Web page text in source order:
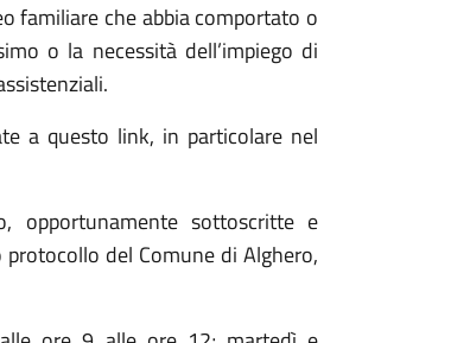
che abbia comportato o
o la necessità dell’impiego di
a questo link, in particolare nel
opportunamente sottoscritte e
del Comune di Alghero,